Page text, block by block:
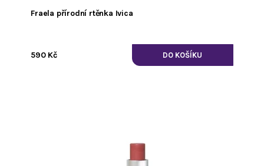
Fraela přírodní rtěnka Ivica
590 Kč